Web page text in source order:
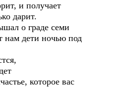
и получает
дарит.
о граде семи
нам дети ночью под
которое вас